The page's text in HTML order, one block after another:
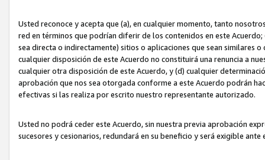
Usted reconoce y acepta que (a), en cualquier momento, tanto
red en términos que podrían diferir de los contenidos en este
sea directa o indirectamente) sitios o aplicaciones que sean similares
cualquier disposición de este Acuerdo no constituirá una renuncia a
cualquier otra disposición de este Acuerdo, y (d) cualquier
aprobación que nos sea otorgada conforme a este Acuerdo podrán
efectivas si las realiza por escrito nuestro representante autorizado.
Usted no podrá ceder este Acuerdo, sin nuestra previa aprobación
sucesores y cesionarios, redundará en su beneficio y será exigible